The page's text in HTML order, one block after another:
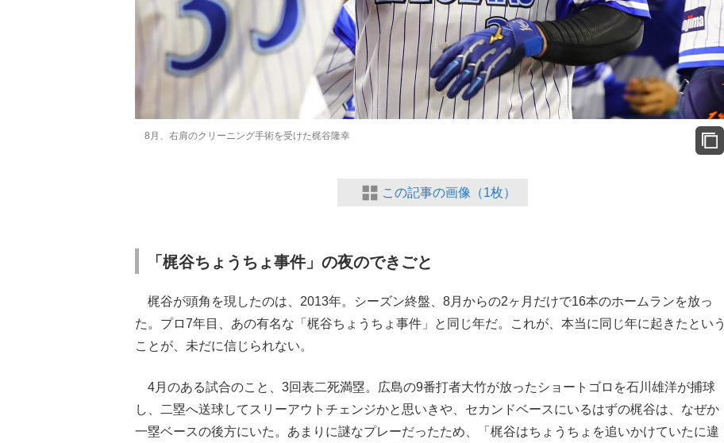
8月、右肩のクリーニング手術を受けた梶谷隆幸
この記事の画像（1枚）
「梶谷ちょうちょ事件」の夜のできごと
梶谷が頭角を現したのは、2013年。シーズン終盤、8月からの2ヶ月だけで16本のホームランを放っ
た。プロ7年目、あの有名な「梶谷ちょうちょ事件」と同じ年だ。これが、本当に同じ年に起きたという
ことが、未だに信じられない。
4月のある試合のこと、3回表二死満塁。広島の9番打者大竹が放ったショートゴロを石川雄洋が捕球
し、二塁へ送球してスリーアウトチェンジかと思いきや、セカンドベースにいるはずの梶谷は、なぜか
一塁ベースの後方にいた。あまりに謎なプレーだったため、「梶谷はちょうちょを追いかけていたに違